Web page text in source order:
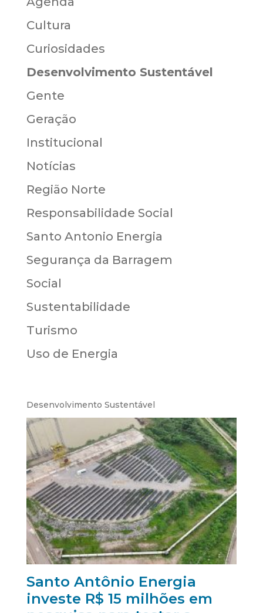
Cultura
Curiosidades
Desenvolvimento Sustentável
Gente
Geração
Institucional
Notícias
Região Norte
Responsabilidade Social
Santo Antonio Energia
Segurança da Barragem
Social
Sustentabilidade
Turismo
Uso de Energia
Desenvolvimento Sustentável
Santo Antônio Energia
investe R$ 15 milhões em